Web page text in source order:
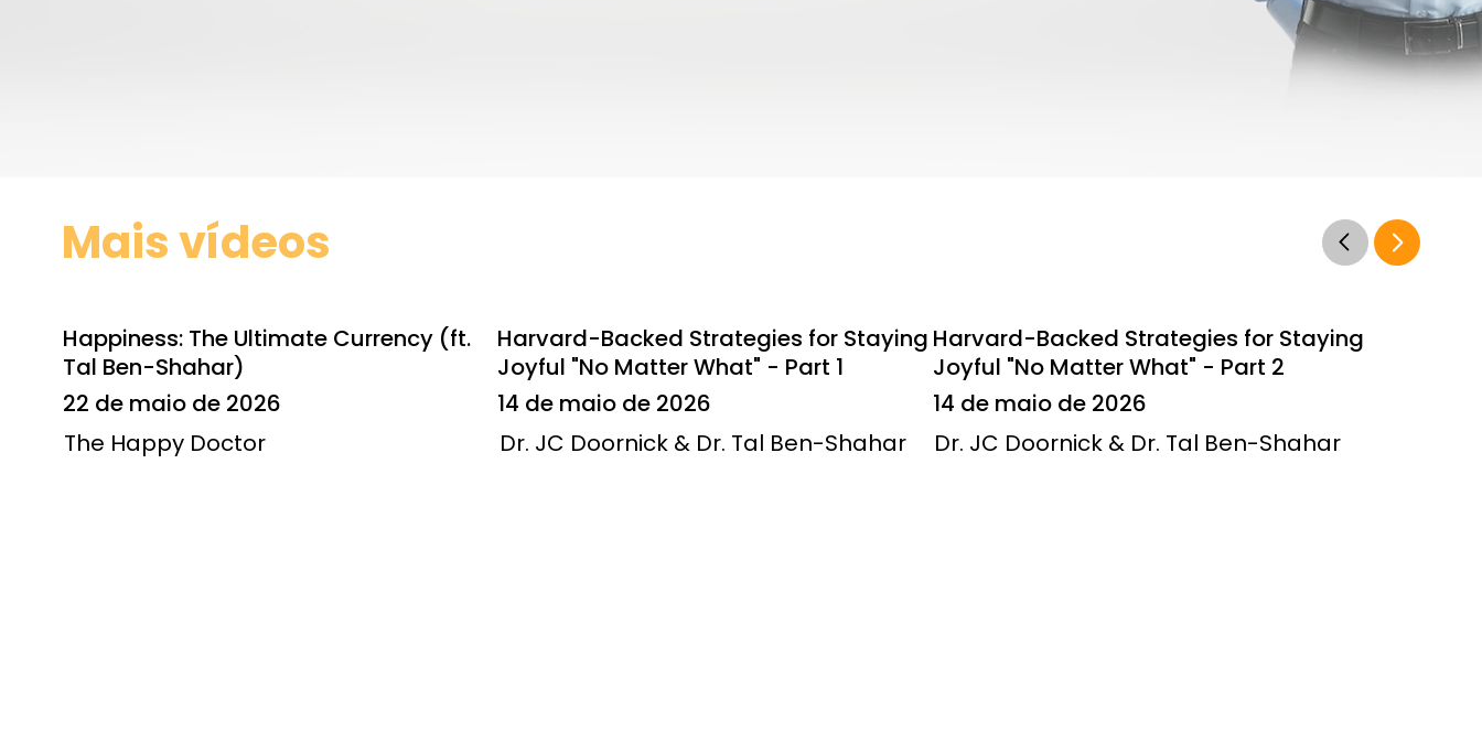
Mais vídeos
Happiness: The Ultimate Currency (ft.
Tal Ben-Shahar)
22 de maio de 2026
The Happy Doctor
Harvard-Backed Strategies for Staying
Joyful "No Matter What" - Part 1
14 de maio de 2026
Dr. JC Doornick & Dr. Tal Ben-Shahar
Harvard-Backed Strategies for Staying
Joyful "No Matter What" - Part 2
14 de maio de 2026
Dr. JC Doornick & Dr. Tal Ben-Shahar